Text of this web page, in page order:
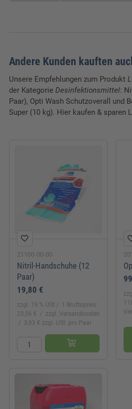
Andere Kunden kauften
Unsere Empfehlungen zum Produkt
der Kategorie Desinfektionsmittel:
Paar), Opti Wash Schutzoverall und
Super (10 kg). Hier kaufen & sparen
21100-00-00
Nitril-Handschuhe (12
Paar)
19,80 €
zzgl. 19 % USt
1 Bruttopreis:
23,56 €
zzgl. Versandkosten
3,93 € zzgl. USt. pro Paar